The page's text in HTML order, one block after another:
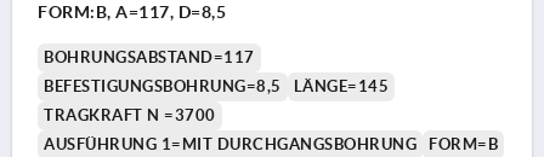
FORM:B, A=117, D=8,5
BOHRUNGSABSTAND=117
BEFESTIGUNGSBOHRUNG=8,5
LÄNGE=145
TRAGKRAFT N =3700
AUSFÜHRUNG 1=MIT DURCHGANGSBOHRUNG
FORM=B